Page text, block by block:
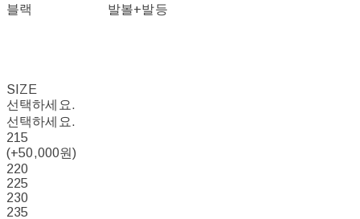
블랙
발볼+발등
SIZE
선택하세요.
선택하세요.
215
(+50,000원)
220
225
230
235